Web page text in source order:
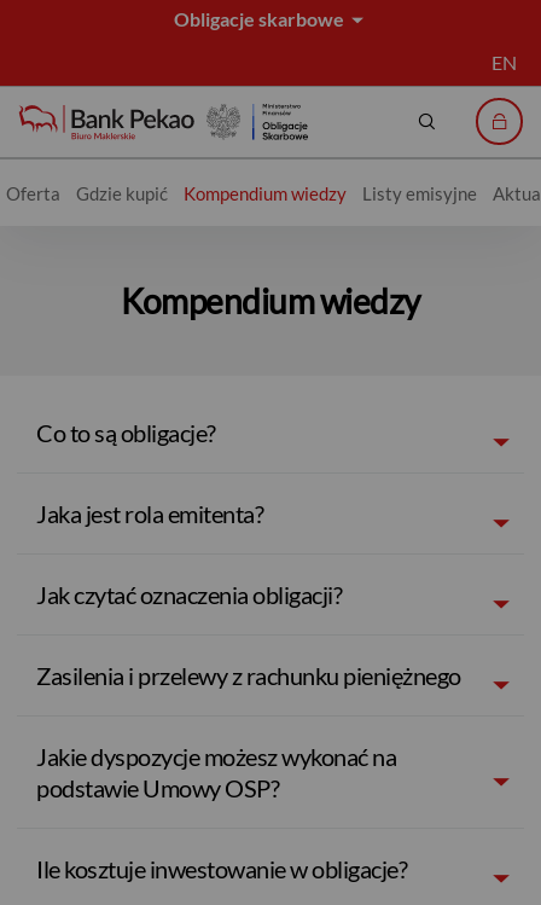
Obligacje skarbowe
EN
Oferta Gdzie kupić Kompendium wiedzy Listy emisyjne
Szukaj
Kompendium wiedzy
Co to są obligacje?
Jaka jest rola emitenta?
Jak czytać oznaczenia obligacji?
Zasilenia i przelewy z rachunku pieniężnego
Jakie dyspozycje możesz wykonać na
podstawie Umowy OSP?
Ile kosztuje inwestowanie w obligacje?